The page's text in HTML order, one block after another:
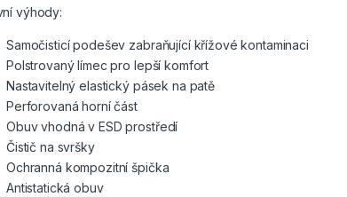
výhody:
Samočisticí podešev zabraňující křížové kontaminaci
Polstrovaný límec pro lepší komfort
Nastavitelný elastický pásek na patě
Perforovaná horní část
Obuv vhodná v ESD prostředí
Čistič na svršky
Ochranná kompozitní špička
Antistatická obuv